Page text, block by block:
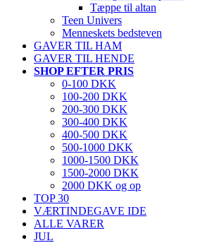
Tæppe til altan
Teen Univers
Menneskets bedsteven
GAVER TIL HAM
GAVER TIL HENDE
SHOP EFTER PRIS
0-100 DKK
100-200 DKK
200-300 DKK
300-400 DKK
400-500 DKK
500-1000 DKK
1000-1500 DKK
1500-2000 DKK
2000 DKK og op
TOP 30
VÆRTINDEGAVE IDE
ALLE VARER
JUL